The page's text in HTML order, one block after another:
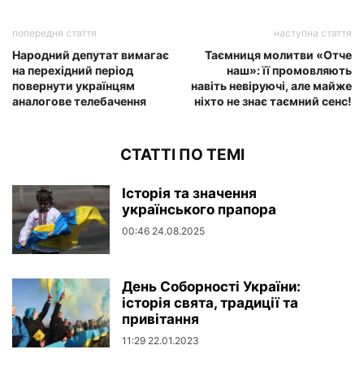
попередня стаття
Народний депутат вимагає
на перехідний період
повернути українцям
аналогове телебачення
наступна стаття
Таємниця молитви «Отче
наш»: її промовляють
навіть невіруючі, але майже
ніхто не знає таємний сенс!
СТАТТІ ПО ТЕМІ
Історія та значення
українського прапора
00:46 24.08.2025
День Соборності України:
історія свята, традиції та
привітання
11:29 22.01.2023